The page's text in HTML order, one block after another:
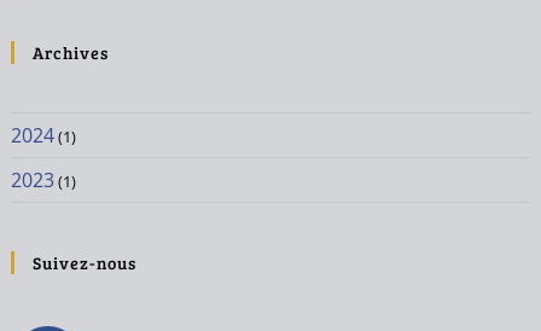
Archives
2024(1)
2023(1)
Suivez-nous